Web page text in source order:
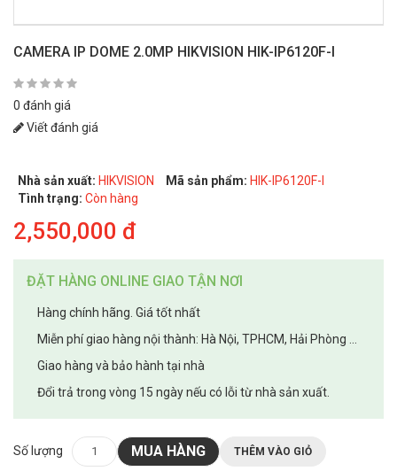
CAMERA IP DOME 2.0MP HIKVISION HIK-IP6120F-I
0 đánh giá
Viết đánh giá
Nhà sản xuất: HIKVISION Mã sản phẩm: HIK-IP6120F-I
Tình trạng: Còn hàng
2,550,000 đ
ĐẶT HÀNG ONLINE GIAO TẬN NƠI
Hàng chính hãng. Giá tốt nhất
Miễn phí giao hàng nội thành: Hà Nội, TPHCM, Hải Phòng ...
Giao hàng và bảo hành tại nhà
Đổi trả trong vòng 15 ngày nếu có lỗi từ nhà sản xuất.
Số lượng MUA HÀNG THÊM VÀO GIỎ